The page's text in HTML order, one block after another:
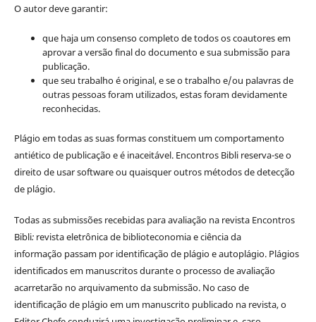
O autor deve garantir:
que haja um consenso completo de todos os coautores em
aprovar a versão final do documento e sua submissão para
publicação.
que seu trabalho é original, e se o trabalho e/ou palavras de
outras pessoas foram utilizados, estas foram devidamente
reconhecidas.
Plágio em todas as suas formas constituem um comportamento
antiético de publicação e é inaceitável. Encontros Bibli reserva-se o
direito de usar software ou quaisquer outros métodos de detecção
de plágio.
Todas as submissões recebidas para avaliação na revista Encontros
Bibli: revista eletrônica de biblioteconomia e ciência da
informaçãopassam por identificação de plágio e autoplágio. Plágios
identificados em manuscritos durante o processo de avaliação
acarretarão no arquivamento da submissão. No caso de
identificação de plágio em um manuscrito publicado na revista, o